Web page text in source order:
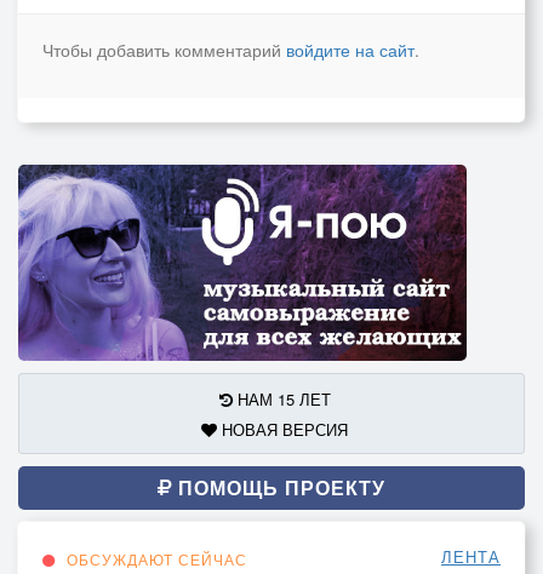
Чтобы добавить комментарий войдите на сайт.
НАМ 15 ЛЕТ
НОВАЯ ВЕРСИЯ
ПОМОЩЬ ПРОЕКТУ
ОБСУЖДАЮТ СЕЙЧАС ЛЕНТА